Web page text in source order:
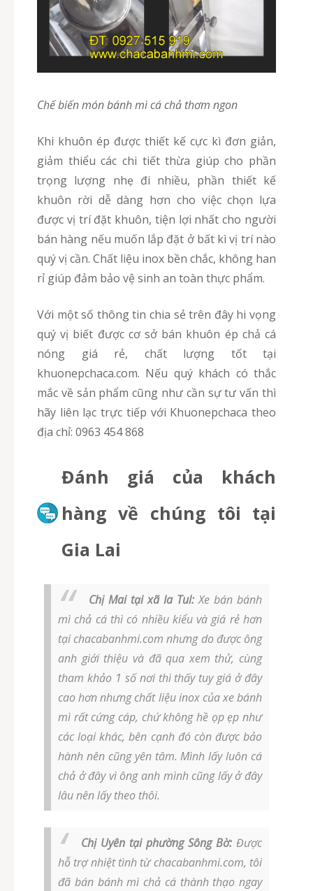
Chế biến món bánh mì cá chả thơm ngon
Khi khuôn ép được thiết kế cực kì đơn giản,
giảm thiểu các chi tiết thừa giúp cho phần
trọng lượng nhẹ đi nhiều, phần thiết kế
khuôn rời dễ dàng hơn cho việc chọn lựa
được vị trí đặt khuôn, tiện lợi nhất cho người
bán hàng nếu muốn lắp đặt ở bất kì vị trí nào
quý vị cần. Chất liệu inox bền chắc, không han
rỉ giúp đảm bảo vệ sinh an toàn thực phẩm.
Với một số thông tin chia sẻ trên đây hi vọng
quý vị biết được cơ sở bán khuôn ép chả cá
nóng giá rẻ, chất lượng tốt tại
khuonepchaca.com. Nếu quý khách có thắc
mắc về sản phẩm cũng như cần sự tư vấn thì
hãy liên lạc trực tiếp với Khuonepchaca theo
địa chỉ: 0963 454 868
Đánh giá của khách
hàng về chúng tôi tại
Gia Lai
Chị Mai tại xã Ia Tul: Xe bán bánh
mì chả cá thì có nhiều kiểu và giá rẻ hơn
tại chacabanhmi.com nhưng do được ông
anh giới thiệu và đã qua xem thử, cùng
tham khảo 1 số nơi thì thấy tuy giá ở đây
cao hơn nhưng chất liệu inox của xe bánh
mì rất cứng cáp, chứ không hề ọp ẹp như
các loại khác, bên cạnh đó còn được bảo
hành nên cũng yên tâm. Mình lấy luôn cá
chả ở đây vì ông anh mình cũng lấy ở đây
lâu nên lấy theo thôi.
Chị Uyên tại phường Sông Bờ: Được
hỗ trợ nhiệt tình từ chacabanhmi.com, tôi
đã bán bánh mì chả cá thành thạo ngay